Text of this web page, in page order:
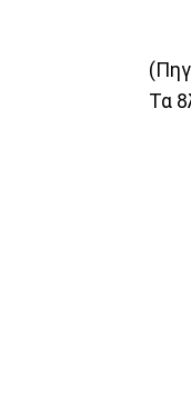
Τα